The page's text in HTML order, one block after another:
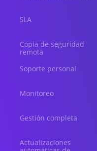
SLA
Copia de seguridad
remota
Soporte personal
Monitoreo
Gestión completa
Actualizaciones